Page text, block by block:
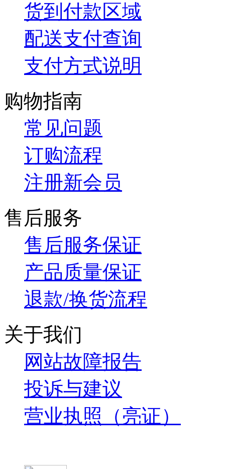
货到付款区域
配送支付查询
支付方式说明
购物指南
常见问题
订购流程
注册新会员
售后服务
售后服务保证
产品质量保证
退款/换货流程
关于我们
网站故障报告
投诉与建议
营业执照（亮证）